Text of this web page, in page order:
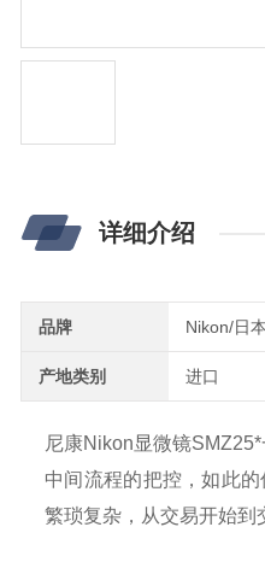
详细介绍
品牌 Nikon/日
产地类别 进口
尼康Nikon显微镜
中间流程的把控，如此
繁琐复杂，从交易开始到